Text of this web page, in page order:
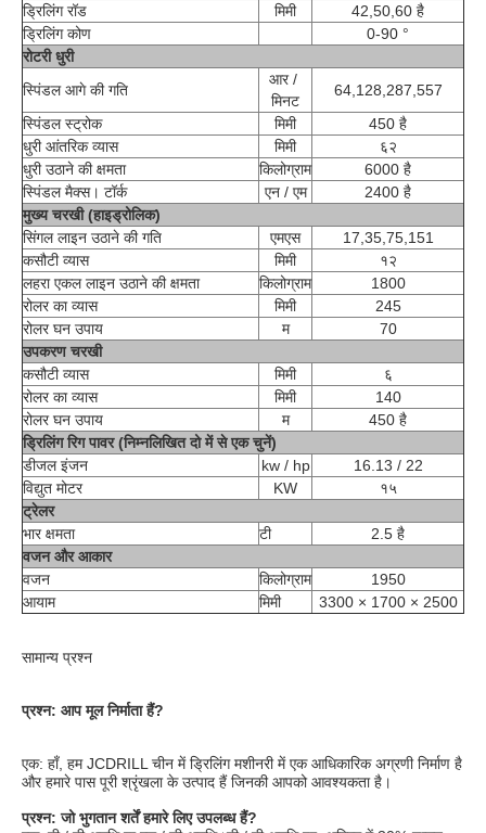
ड्रिलिंग रॉड
मिमी
42,50,60 है
ड्रिलिंग कोण
0-90 °
रोटरी धुरी
स्पिंडल आगे की गति
आर /
मिनट
64,128,287,557
स्पिंडल स्ट्रोक
मिमी
450 है
धुरी आंतरिक व्यास
मिमी
६२
धुरी उठाने की क्षमता
किलोग्राम
6000 है
स्पिंडल मैक्स। टॉर्क
एन / एम
2400 है
मुख्य चरखी (हाइड्रोलिक)
सिंगल लाइन उठाने की गति
एमएस
17,35,75,151
कसौटी व्यास
मिमी
१२
लहरा एकल लाइन उठाने की क्षमता
किलोग्राम
1800
रोलर का व्यास
मिमी
245
रोलर घन उपाय
म
70
उपकरण चरखी
कसौटी व्यास
मिमी
६
रोलर का व्यास
मिमी
140
रोलर घन उपाय
म
450 है
ड्रिलिंग रिग पावर (निम्नलिखित दो में से एक चुनें)
डीजल इंजन
kw / hp
16.13 / 22
विद्युत मोटर
KW
१५
ट्रेलर
भार क्षमता
टी
2.5 है
वजन और आकार
वजन
किलोग्राम
1950
आयाम
मिमी 3300 × 1700 × 2500
सामान्य प्रश्न
प्रश्न: आप मूल निर्माता हैं?
एक: हाँ, हम JCDRILL चीन में ड्रिलिंग मशीनरी में एक आधिकारिक अग्रणी निर्माण है
और हमारे पास पूरी श्रृंखला के उत्पाद हैं जिनकी आपको आवश्यकता है।
प्रश्न: जो भुगतान शर्तें हमारे लिए उपलब्ध हैं?